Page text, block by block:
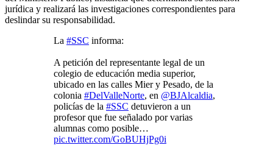
jurídica y realizará las investigaciones correspondientes para
deslindar su responsabilidad.
La #SSC informa:
A petición del representante legal de un
colegio de educación media superior,
ubicado en las calles Mier y Pesado, de la
colonia #DelValleNorte, en @BJAlcaldia,
policías de la #SSC detuvieron a un
profesor que fue señalado por varias
alumnas como posible…
pic.twitter.com/GoBUHjPg0i